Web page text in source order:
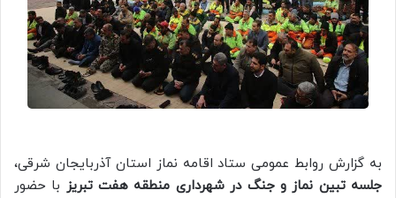
به گزارش روابط عمومی ستاد اقامه نماز استان آذربایجان شرقی،
جلسه تبین نماز و جنگ در شهرداری منطقه هفت تبریز با حضور